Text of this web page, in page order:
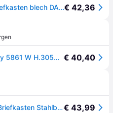
Burg Wächter, Briefkasten, Briefkasten blech DAILY 5861 (31.50 x 22.50 x 30.50cm)€ 42,36
Burg-wÄchter Briefkasten Daily 5861 W H.305mm B.225mm T.75mm weiß STA DIN B5 € 40,40
Burg Wächter DAILY 5861 W Briefkasten Stahlblech Weiß Schlüsselschloss€ 43,99